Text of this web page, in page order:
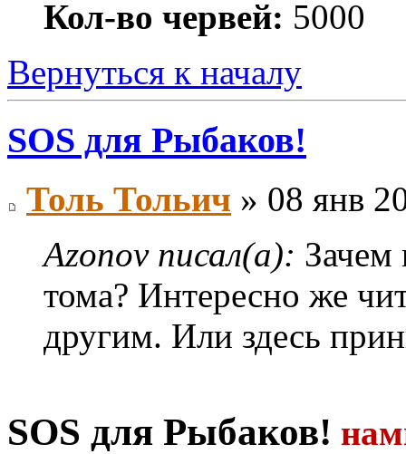
Кол-во червей: 5000
Вернуться к началу
SOS для Рыбаков!
Толь Тольич » 08 янв
Azonov писал(а): Зачем
тома? Интересно же
другим. Или здесь
SOS для Рыбаков!